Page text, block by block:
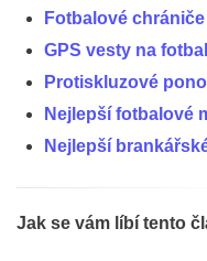
Fotbalové chrániče
GPS vesty na fotbal
Protiskluzové
Nejlepší fotbalové
Nejlepší
Jak se vám líbí tento